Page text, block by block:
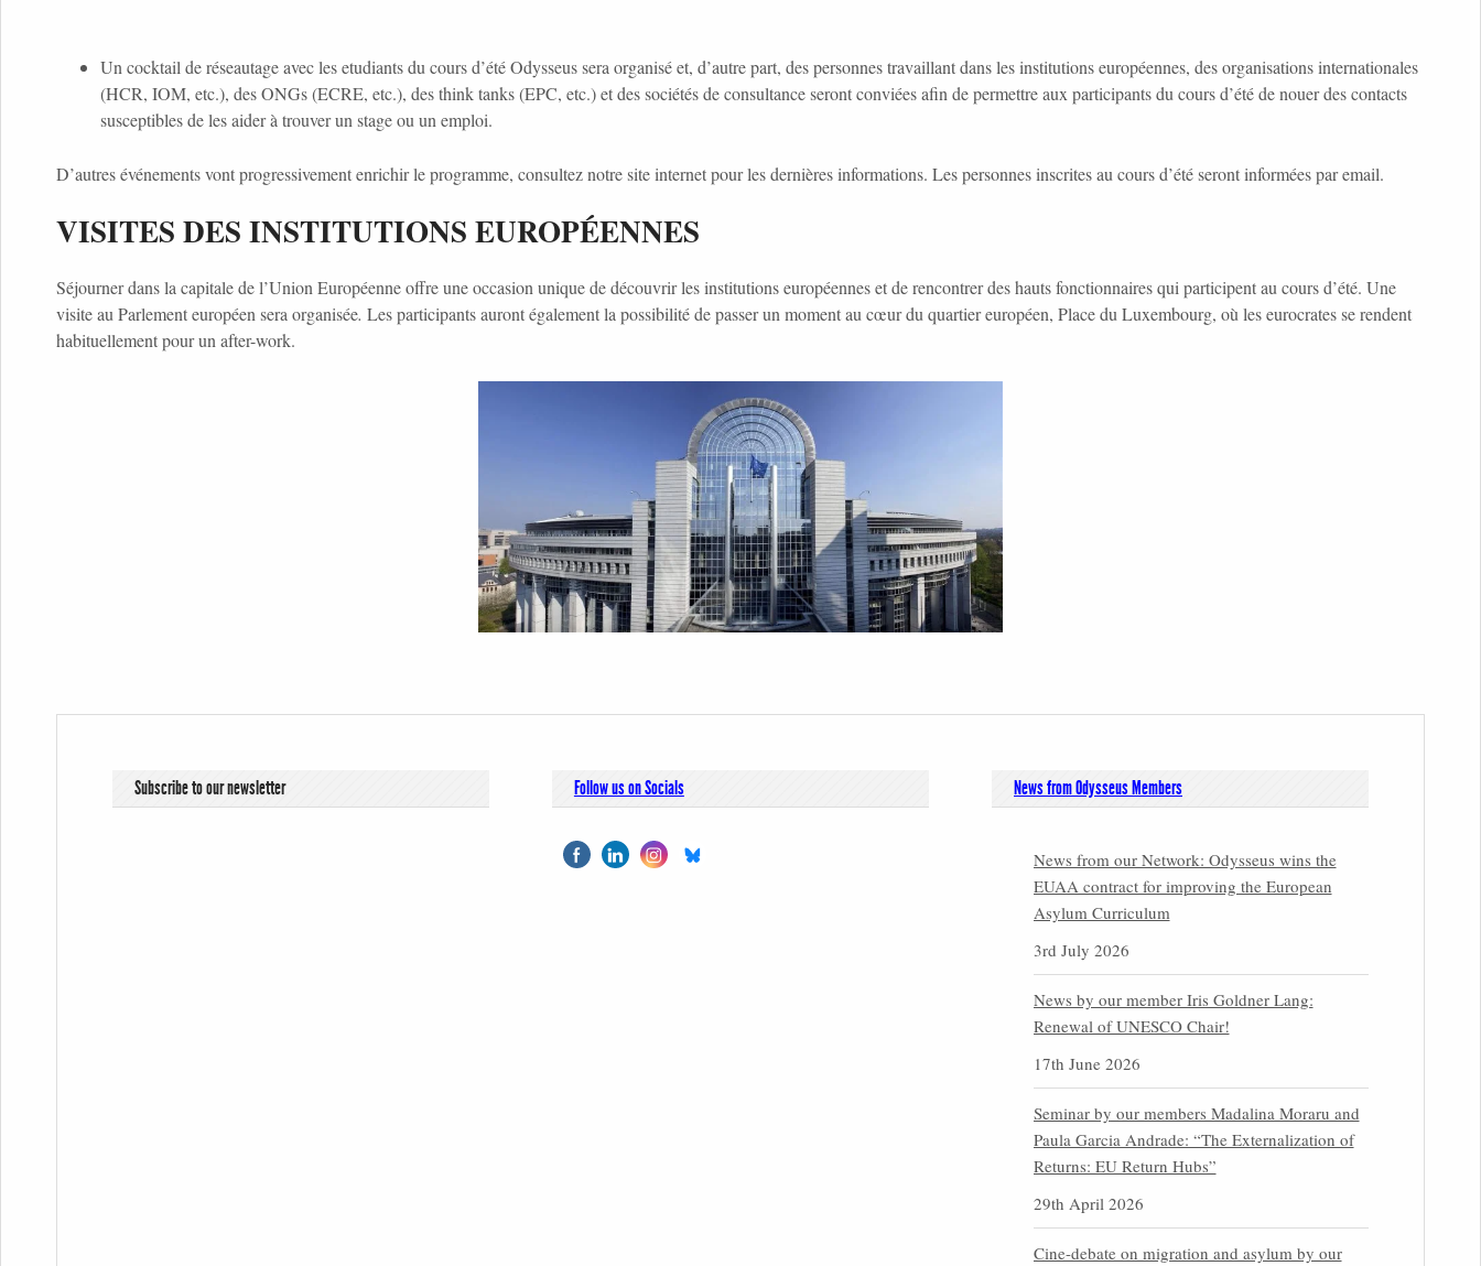
Un cocktail de réseautage avec les etudiants du cours d’été Odysseus sera organisé et, d’autre part, des personnes travaillant dans les institutions européennes, des organisations internationales
(HCR, IOM, etc.), des ONGs (ECRE, etc.), des think tanks (EPC, etc.) et des sociétés de consultance seront conviées afin de permettre aux participants du cours d’été de nouer des contacts
susceptibles de les aider à trouver un stage ou un emploi.
D’autres événements vont progressivement enrichir le programme, consultez notre site internet pour les dernières informations. Les personnes inscrites au cours d’été seront informées par email.
VISITES DES INSTITUTIONS EUROPÉENNES
Séjourner dans la capitale de l’Union Européenne offre une occasion unique de découvrir les institutions européennes et de rencontrer des hauts fonctionnaires qui participent au cours d’été. Une
visite au Parlement européen sera organisée. Les participants auront également la possibilité de passer un moment au cœur du quartier européen, Place du Luxembourg, où les eurocrates se rendent
habituellement pour un after-work.
Subscribe to our newsletter Follow us on Socials News from Odysseus Members
News from our Network: Odysseus wins the
EUAA contract for improving the European
Asylum Curriculum
3rd July 2026
News by our member Iris Goldner Lang:
Renewal of UNESCO Chair!
17th June 2026
Seminar by our members Madalina Moraru and
Paula Garcia Andrade: “The Externalization of
Returns: EU Return Hubs”
29th April 2026
Cine-debate on migration and asylum by our